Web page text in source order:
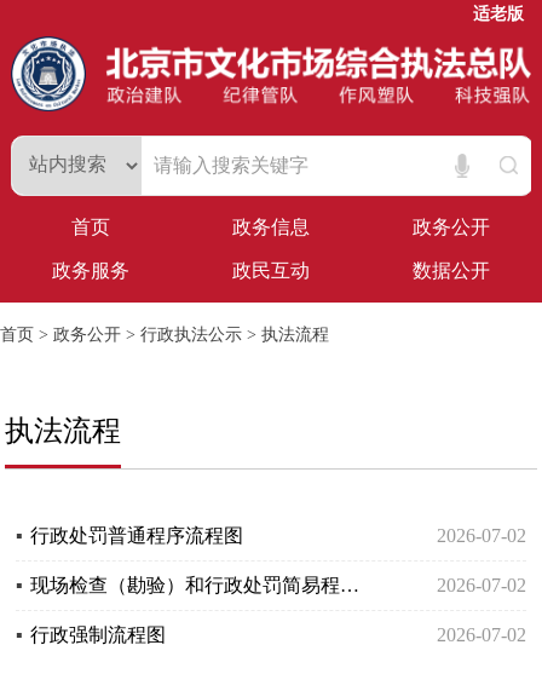
适老版
首页 政务信息 政务公开
政务服务 政民互动 数据公开
首页 > 政务公开 > 行政执法公示 > 执法流程
执法流程
▪ 行政处罚普通程序流程图 2026-07-02
▪ 现场检查（勘验）和行政处罚简易程序流程图 2026-07-02
▪ 行政强制流程图 2026-07-02